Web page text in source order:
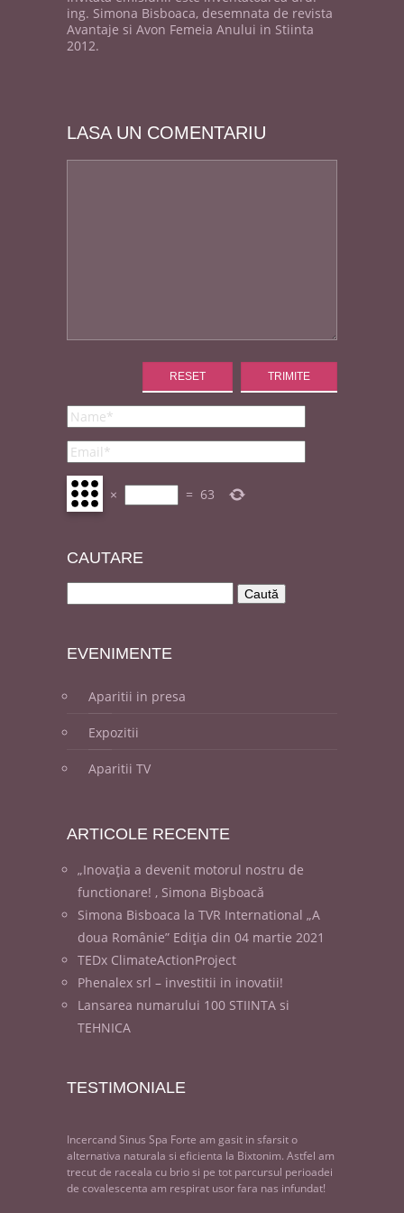
ing. Simona Bisboaca, desemnata de revista
Avantaje si Avon Femeia Anului in Stiinta
2012.
LASA UN COMENTARIU
× = 63
CAUTARE
EVENIMENTE
Aparitii in presa
Expozitii
Aparitii TV
ARTICOLE RECENTE
„Inovația a devenit motorul nostru de
functionare! , Simona Bișboacă
Simona Bisboaca la TVR International „A
doua Românie” Ediția din 04 martie 2021
TEDx ClimateActionProject
Phenalex srl – investitii in inovatii!
Lansarea numarului 100 STIINTA si
TEHNICA
TESTIMONIALE
Incercand Sinus Spa Forte am gasit in sfarsit o
alternativa naturala si eficienta la Bixtonim. Astfel am
trecut de raceala cu brio si pe tot parcursul perioadei
de covalescenta am respirat usor fara nas infundat!